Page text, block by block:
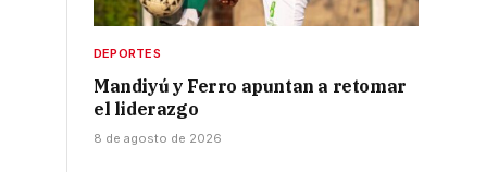
DEPORTES
Mandiyú y Ferro apuntan a retomar
el liderazgo
8 de agosto de 2026